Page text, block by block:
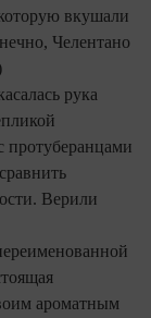
вкушали
Челентано
рука
протуберанцами
Верили
ароматным